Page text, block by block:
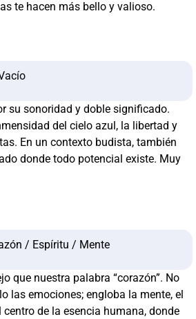
te hacen más bello y valioso.
su sonoridad y doble significado.
del cielo azul, la libertad y
En un contexto budista, también
donde todo potencial existe. Muy
/ Espíritu / Mente
que nuestra palabra “corazón”. No
las emociones; engloba la mente, el
de la esencia humana, donde